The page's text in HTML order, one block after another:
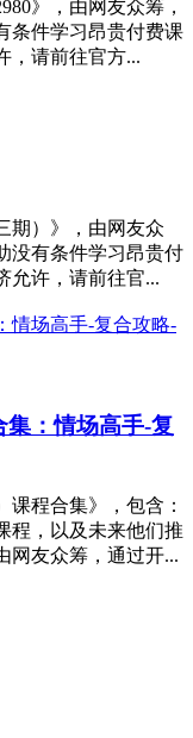
》，由网友众筹，
条件学习昂贵付费课
，请前往官方...
期）》，由网友众
没有条件学习昂贵付
允许，请前往官...
：情场高手-复
程合集》，包含：
程，以及未来他们推
网友众筹，通过开...